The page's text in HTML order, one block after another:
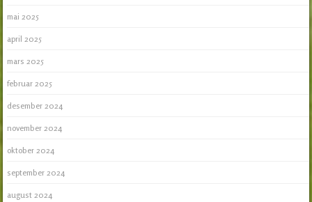
mai 2025
april 2025
mars 2025
februar 2025
desember 2024
november 2024
oktober 2024
september 2024
august 2024